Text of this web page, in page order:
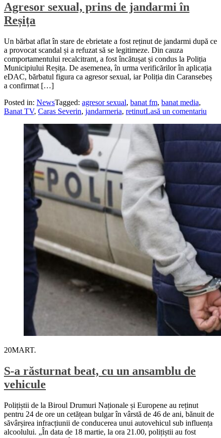
Agresor sexual, prins de jandarmi în
Reșița
Un bărbat aflat în stare de ebrietate a fost reținut de jandarmi după ce
a provocat scandal și a refuzat să se legitimeze. Din cauza
comportamentului recalcitrant, a fost încătușat și condus la Poliția
Municipiului Reșița. De asemenea, în urma verificărilor în aplicația
eDAC, bărbatul figura ca agresor sexual, iar Poliția din Caransebeș
a confirmat […]
Posted in: NewsTagged: agresor sexual, banat fm, banat media,
Banat TV, Caras Severin, jandarmeria, retinutLasă un comentariu
20MART.
S-a răsturnat beat, cu un ansamblu de
vehicule
Polițiștii de la Biroul Drumuri Naționale și Europene au reținut
pentru 24 de ore un cetățean bulgar în vârstă de 46 de ani, bănuit de
săvârșirea infracțiunii de conducerea unui autovehicul sub influența
alcoolului. „În data de 18 martie, la ora 21.00, polițiștii au fost